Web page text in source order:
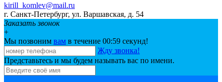
kirill_komlev@mail.ru
г. Санкт-Петербург, ул. Варшавская, д. 54
Заказать звонок
+
Мы позвоним вам в течение 00:59 секунд!
Жду звонка!
Представьтесь и мы будем называть вас по имени.